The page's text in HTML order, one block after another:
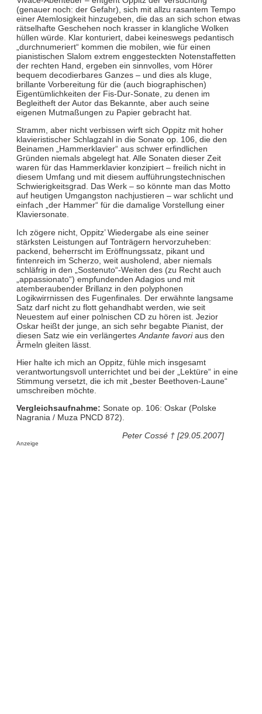
(genauer noch: der Gefahr), sich mit allzu rasantem Tempo
einer Atemlosigkeit hinzugeben, die das an sich schon etwas
rätselhafte Geschehen noch krasser in klangliche Wolken
hüllen würde. Klar konturiert, dabei keineswegs pedantisch
„durchnumeriert“ kommen die mobilen, wie für einen
pianistischen Slalom extrem enggesteckten Notenstaffetten
der rechten Hand, ergeben ein sinnvolles, vom Hörer
bequem decodierbares Ganzes – und dies als kluge,
brillante Vorbereitung für die (auch biographischen)
Eigentümlichkeiten der Fis-Dur-Sonate, zu denen im
Begleitheft der Autor das Bekannte, aber auch seine
eigenen Mutmaßungen zu Papier gebracht hat.
Stramm, aber nicht verbissen wirft sich Oppitz mit hoher
klavieristischer Schlagzahl in die Sonate op. 106, die den
Beinamen „Hammerklavier“ aus schwer erfindlichen
Gründen niemals abgelegt hat. Alle Sonaten dieser Zeit
waren für das Hammerklavier konzipiert – freilich nicht in
diesem Umfang und mit diesem aufführungstechnischen
Schwierigkeitsgrad. Das Werk – so könnte man das Motto
auf heutigen Umgangston nachjustieren – war schlicht und
einfach „der Hammer“ für die damalige Vorstellung einer
Klaviersonate.
Ich zögere nicht, Oppitz’ Wiedergabe als eine seiner
stärksten Leistungen auf Tonträgern hervorzuheben:
packend, beherrscht im Eröffnungssatz, pikant und
fintenreich im Scherzo, weit ausholend, aber niemals
schläfrig in den „Sostenuto“-Weiten des (zu Recht auch
„appassionato“) empfundenden Adagios und mit
atemberaubender Brillanz in den polyphonen
Logikwirrnissen des Fugenfinales. Der erwähnte langsame
Satz darf nicht zu flott gehandhabt werden, wie seit
Neuestem auf einer polnischen CD zu hören ist. Jezior
Oskar heißt der junge, an sich sehr begabte Pianist, der
diesen Satz wie ein verlängertes Andante favoriaus den
Ärmeln gleiten lässt.
Hier halte ich mich an Oppitz, fühle mich insgesamt
verantwortungsvoll unterrichtet und bei der „Lektüre“ in eine
Stimmung versetzt, die ich mit „bester Beethoven-Laune“
umschreiben möchte.
Vergleichsaufnahme: Sonate op. 106: Oskar (Polske
Nagrania / Muza PNCD 872).
Peter Cossé † [29.05.2007]
Anzeige